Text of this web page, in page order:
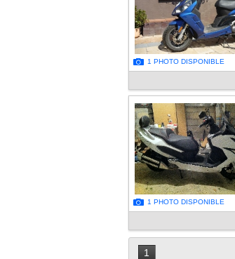
1 PHOTO DISPONIBLE
1 PHOTO DISPONIBLE
1